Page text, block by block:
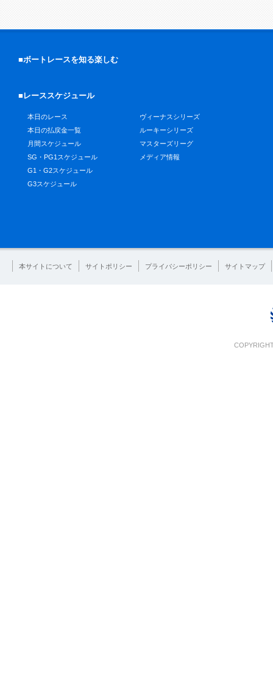
■ボートレースを知る楽しむ
■レーススケジュール
本日のレース
本日の払戻金一覧
月間スケジュール
SG・PG1スケジュール
G1・G2スケジュール
G3スケジュール
ヴィーナスシリーズ
ルーキーシリーズ
マスターズリーグ
メディア情報
本サイトについて サイトポリシー プライバシーポリシー サイトマップ